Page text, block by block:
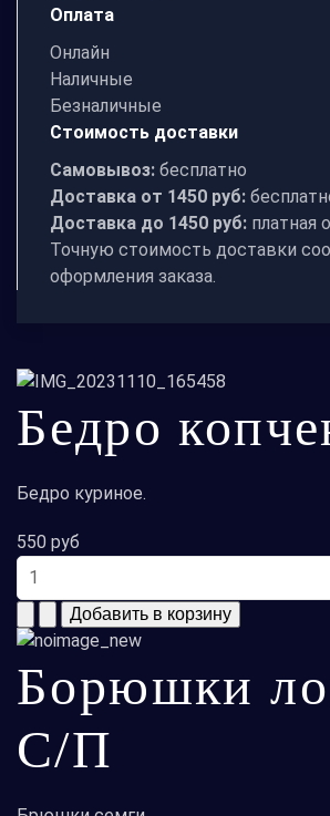
Оплата
Онлайн
Наличные
Безналичные
Стоимость доставки
Самовывоз: бесплатно
Доставка от 1450 руб:
Доставка до 1450 руб: платная
Точную стоимость доставки
оформления заказа.
Бедро
Бедро куриное.
550 руб
Борюшки
С/П